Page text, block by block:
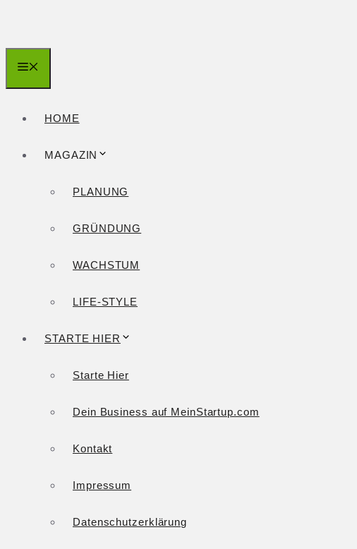
springen
HOME
MAGAZIN
PLANUNG
GRÜNDUNG
WACHSTUM
LIFE-STYLE
STARTE HIER
Starte Hier
Dein Business auf MeinStartup.com
Kontakt
Impressum
Datenschutzerklärung